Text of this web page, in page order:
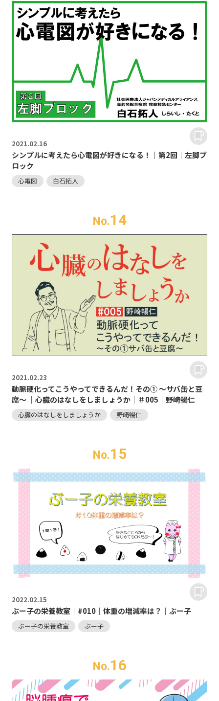
2021.02.16
シンプルに考えたら心電図が好きになる！｜第2回｜左脚ブ
ロック
心電図 白石拓人
No.14
2021.02.23
動脈硬化ってこうやってできるんだ！その① ～サバ缶と豆
腐～ ｜心臓のはなしをしましょうか｜＃005｜野崎暢仁
心臓のはなしをしましょうか 野崎暢仁
No.15
2022.02.15
ぶー子の栄養教室｜#010｜体重の増減率は？｜ぶー子
ぶー子の栄養教室 ぶー子
No.16